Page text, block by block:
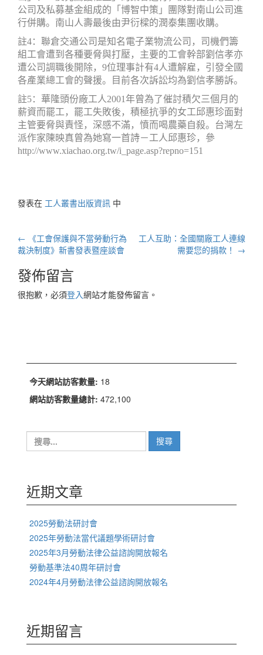
公司及私募基金組成的「博智中策」團隊對南山公司進
行併購。南山人壽最後由尹衍樑的潤泰集團收購。
註4：聯倉交通公司是知名電子業物流公司，司機們籌
組工會遭到各種要脅與打壓，主要的工會幹部劉信孝亦
遭公司調職後開除， 9位理事計有4人遭解雇，引發全國
各產業總工會的聲援。目前各次訴訟均為劉信孝勝訴。
註5：華隆頭份廠工人2001年曾為了催討積欠三個月的
薪資而罷工，罷工失敗後，積極抗爭的女工邱惠珍面對
主管要脅與責怪，深感不滿，憤而喝農藥自殺。台灣左
派作家陳映真曾為她寫一首詩－工人邱惠珍，參
http://www.xiachao.org.tw/i_page.asp?repno=151
發表在 工人叢書出版資訊 中
文
章
導
航
列
← 《工會保護與不當勞動行為
裁決制度》新書發表暨座談會
工人互助：全國關廠工人連線
需要您的捐款！ →
發佈留言
很抱歉，必須登入網站才能發佈留言。
今天網站訪客數量: 18
網站訪客數量總計: 472,100
尋
字:
近期文章
2025勞動法研討會
2025年勞動法當代議題學術研討會
2025年3月勞動法律公益諮詢開放報名
勞動基準法40周年研討會
2024年4月勞動法律公益諮詢開放報名
近期留言